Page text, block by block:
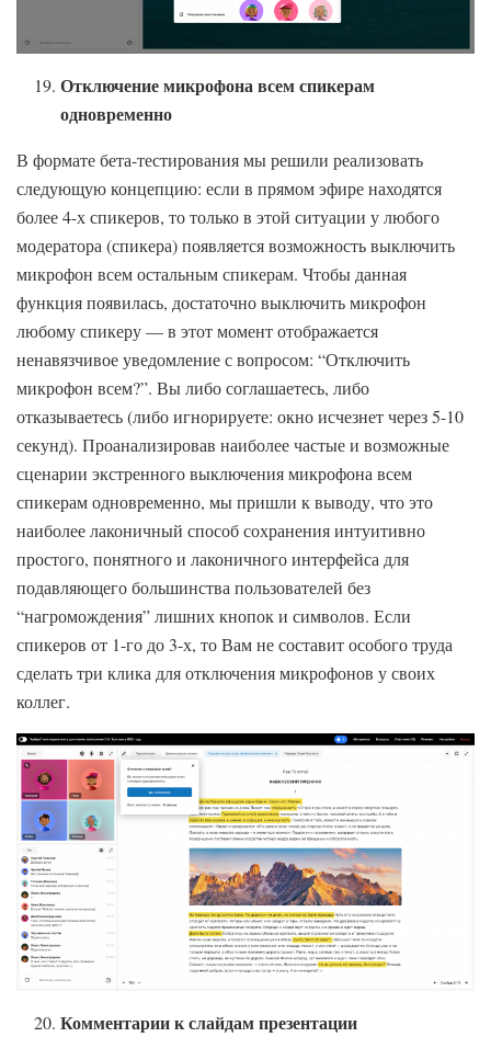
Отключение микрофона всем спикерам
одновременно
В формате бета-тестирования мы решили реализовать
следующую концепцию: если в прямом эфире находятся
более 4-х спикеров, то только в этой ситуации у любого
модератора (спикера) появляется возможность выключить
микрофон всем остальным спикерам. Чтобы данная
функция появилась, достаточно выключить микрофон
любому спикеру — в этот момент отображается
ненавязчивое уведомление с вопросом: “Отключить
микрофон всем?”. Вы либо соглашаетесь, либо
отказываетесь (либо игнорируете: окно исчезнет через 5-10
секунд). Проанализировав наиболее частые и возможные
сценарии экстренного выключения микрофона всем
спикерам одновременно, мы пришли к выводу, что это
наиболее лаконичный способ сохранения интуитивно
простого, понятного и лаконичного интерфейса для
подавляющего большинства пользователей без
“нагромождения” лишних кнопок и символов. Если
спикеров от 1-го до 3-х, то Вам не составит особого труда
сделать три клика для отключения микрофонов у своих
коллег.
Комментарии к слайдам презентации